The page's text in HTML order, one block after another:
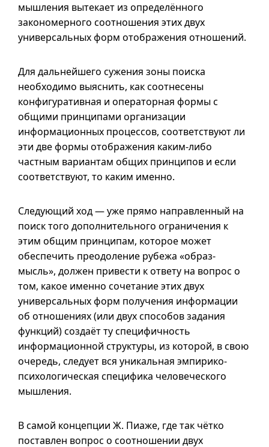
мышления вытекает из определённого
закономерного соотношения этих двух
универсальных форм отображения отношений.
Для дальнейшего сужения зоны поиска
необходимо выяснить, как соотнесены
конфигуративная и операторная формы с
общими принципами организации
информационных процессов, соответствуют ли
эти две формы отображения каким-либо
частным вариантам общих принципов и если
соответствуют, то каким именно.
Следующий ход — уже прямо направленный на
поиск того дополнительного ограничения к
этим общим принципам, которое может
обеспечить преодоление рубежа «образ-
мысль», должен привести к ответу на вопрос о
том, какое именно сочетание этих двух
универсальных форм получения информации
об отношениях (или двух способов задания
функций) создаёт ту специфичность
информационной структуры, из которой, в свою
очередь, следует вся уникальная эмпирико-
психологическая специфика человеческого
мышления.
В самой концепции Ж. Пиаже, где так чётко
поставлен вопрос о соотношении двух